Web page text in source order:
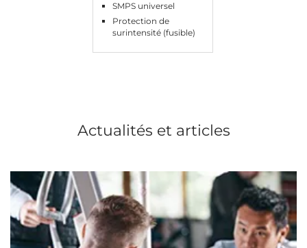
SMPS universel
Protection de
surintensité (fusible)
Actualités et articles